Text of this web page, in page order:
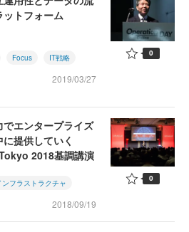
トフォーム
Focus IT戦略
2019/03/27
0
エンタープライズ
提供していく
2018基調講演
ンフラストラクチャ
2018/09/19
0